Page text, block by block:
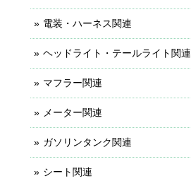
電装・ハーネス関連
ヘッドライト・テールライト関連
マフラー関連
メーター関連
ガソリンタンク関連
シート関連